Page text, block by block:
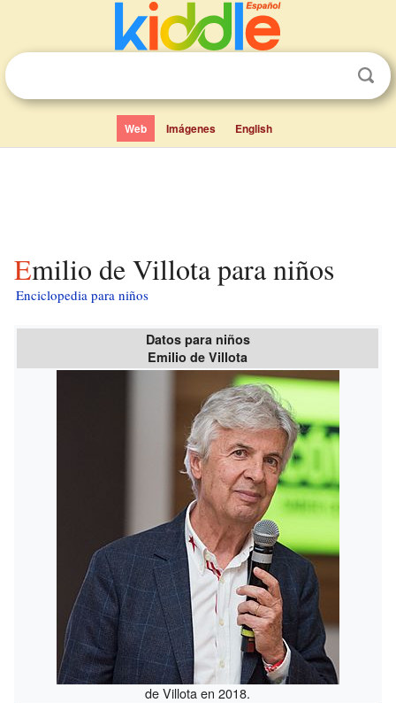
Web Imágenes English
Emilio de Villota para niños
Enciclopedia para niños
Datos para niños
Emilio de Villota
de Villota en 2018.